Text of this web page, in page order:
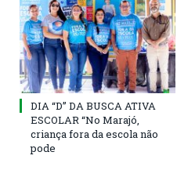
DIA “D” DA BUSCA ATIVA
ESCOLAR “No Marajó,
criança fora da escola não
pode